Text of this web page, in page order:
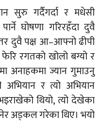
सुरु गर्दैगर्दा र मधेसी
घोषणा गरिरहँदा दुवै
दुवै पक्ष आ–आफ्नो ढीपी
रगतको खोलो बग्यो र
अनाहकमा ज्यान गुमाउनु
अभियान र त्यो अभियान
थियो, त्यो देखेका
अड्कल गरेका थिए। भयो